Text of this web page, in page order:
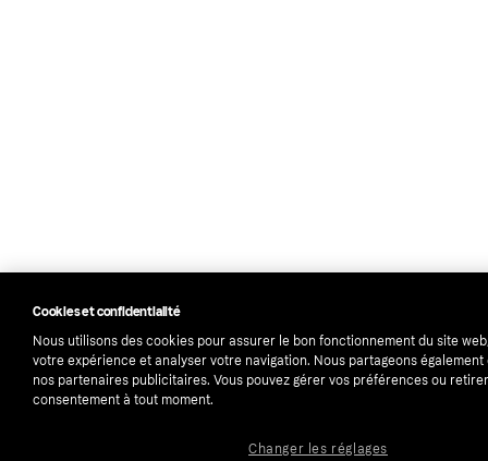
Cookies et confidentialité
Nous utilisons des cookies pour assurer le bon fonctionnement du site
votre expérience et analyser votre navigation. Nous partageons également
nos partenaires publicitaires. Vous pouvez gérer vos préférences ou
consentement à tout moment.
Changer les réglages